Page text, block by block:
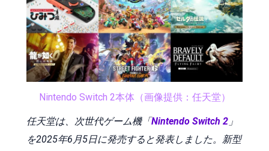
Nintendo Switch 2本体（画像提供：任天堂）
任天堂は、次世代ゲーム機「Nintendo Switch 2 」
を2025年6月5日に発売すると発表しました。新型